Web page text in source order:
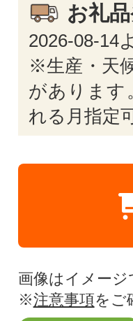
お礼
2026-08-14
※生産・天
があります
れる月指定
画像はイメージ
※注意事項をご